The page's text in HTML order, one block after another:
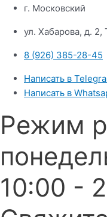
г. Московский
ул. Хабарова, д. 2,
8 (926) 385-28-45
Написать в
Написать в
Режим
10:00 -